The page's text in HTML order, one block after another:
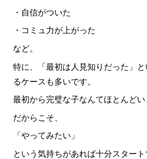
・自信がついた
・コミュ力が上がった
など。
特に、「最初は人見知りだった」
るケースも多いです。
最初から完璧な子なんてほとんどい
だからこそ、
「やってみたい」
という気持ちがあれば十分スタート